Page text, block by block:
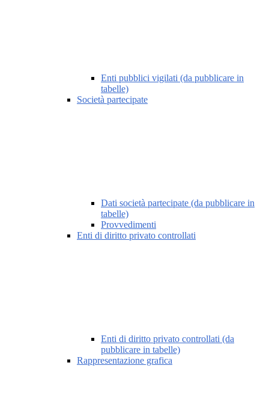
Enti pubblici vigilati (da pubblicare in
tabelle)
Società partecipate
Dati società partecipate (da pubblicare in
tabelle)
Provvedimenti
Enti di diritto privato controllati
Enti di diritto privato controllati (da
pubblicare in tabelle)
Rappresentazione grafica